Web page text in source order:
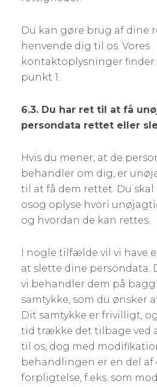
Du kan gøre brug af dine
henvende dig til os. Vores
kontaktoplysninger finder
punkt 1.
6.3. Du har ret til at få
persondata rettet eller
Hvis du mener, at de
behandler om dig, er
til at få dem rettet. Du skal
osog oplyse hvori
og hvordan de kan rettes.
I nogle tilfælde vil vi have
at slette dine persondata.
vi behandler dem på
samtykke, som du ønsker
Dit samtykke er frivilligt,
tid trække det tilbage ved
til os, dog med
behandlingen er en del
forpligtelse, f.eks. som